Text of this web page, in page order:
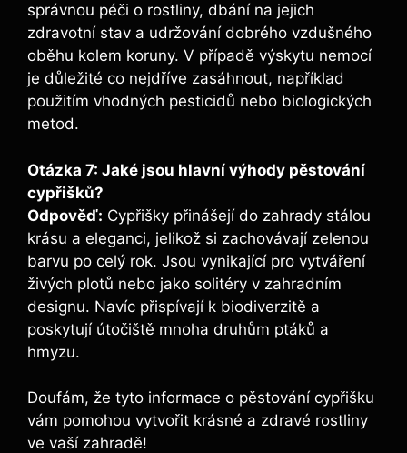
správnou péči o rostliny, dbání na jejich
zdravotní stav a udržování dobrého vzdušného
oběhu kolem koruny. V případě výskytu nemocí
je důležité co nejdříve zasáhnout, například
použitím vhodných pesticidů nebo biologických
metod.
Otázka 7: Jaké jsou hlavní výhody pěstování
cypřišků?
Odpověď: Cypřišky přinášejí do zahrady stálou
krásu a eleganci, jelikož si zachovávají zelenou
barvu po celý rok. Jsou vynikající pro vytváření
živých plotů nebo jako solitéry v zahradním
designu. Navíc přispívají k biodiverzitě a
poskytují útočiště mnoha druhům ptáků a
hmyzu.
Doufám, že tyto informace o pěstování cypřišku
vám pomohou vytvořit krásné a zdravé rostliny
ve vaší zahradě!